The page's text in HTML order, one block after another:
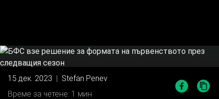
15 дек. 2023 | Stefan Penev
Време за четене: 1 мин